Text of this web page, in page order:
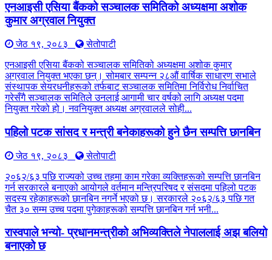
एनआइसी एसिया बैंकको सञ्चालक समितिको अध्यक्षमा अशोक
कुमार अग्रवाल नियुक्त
जेठ १९, २०८३
सेतोपाटी
एनआइसी एसिया बैंकको सञ्चालक समितिको अध्यक्षमा अशोक कुमार
अग्रवाल नियुक्त भएका छन्। सोमबार सम्पन्न २८औं वार्षिक साधारण सभाले
संस्थापक सेयरधनीहरूको तर्फबाट सञ्चालक समितिमा निर्विरोध निर्वाचित
गरेसँगै सञ्चालक समितिले उनलाई आगामी चार वर्षको लागि अध्यक्ष पदमा
नियुक्त गरेको हो। नवनियुक्त अध्यक्ष अग्रवालले सोही...
पहिलो पटक सांसद र मन्त्री बनेकाहरूको हुने छैन सम्पत्ति छानबिन
जेठ १९, २०८३
सेतोपाटी
२०६२/६३ पछि राज्यको उच्च तहमा काम गरेका व्यक्तिहरूको सम्पत्ति छानबिन
गर्न सरकारले बनाएको आयोगले वर्तमान मन्त्रिपरिषद र संसदमा पहिलो पटक
सदस्य रहेकाहरूको छानबिन नगर्ने भएको छ। सरकारले २०६२/६३ पछि गत
चैत ३० सम्म उच्च पदमा पुगेकाहरूको सम्पत्ति छानबिन गर्न भनी...
रास्वपाले भन्यो- प्रधानमन्त्रीको अभिव्यक्तिले नेपाललाई अझ बलियो
बनाएको छ